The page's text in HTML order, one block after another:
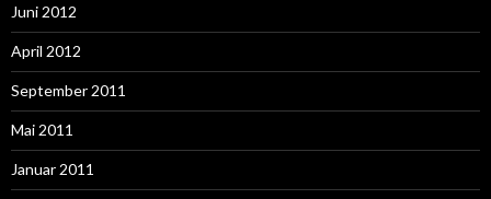
Juni 2012
April 2012
September 2011
Mai 2011
Januar 2011